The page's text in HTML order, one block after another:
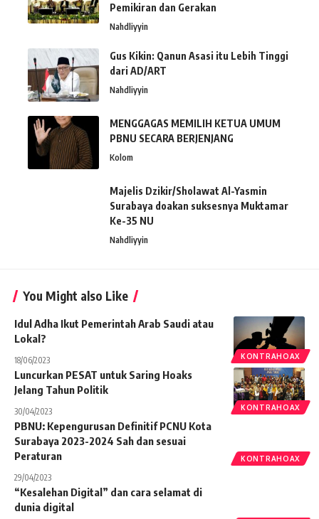
Pemikiran dan Gerakan
Nahdliyyin
Gus Kikin: Qanun Asasi itu Lebih Tinggi
dari AD/ART
Nahdliyyin
MENGGAGAS MEMILIH KETUA UMUM
PBNU SECARA BERJENJANG
Kolom
Majelis Dzikir/Sholawat Al-Yasmin
Surabaya doakan suksesnya Muktamar
Ke-35 NU
Nahdliyyin
You Might also Like
KONTRAHOAX
Idul Adha Ikut Pemerintah Arab Saudi atau
Lokal?
18/06/2023
KONTRAHOAX
Luncurkan PESAT untuk Saring Hoaks
Jelang Tahun Politik
30/04/2023
KONTRAHOAX
PBNU: Kepengurusan Definitif PCNU Kota
Surabaya 2023-2024 Sah dan sesuai
Peraturan
29/04/2023
“Kesalehan Digital” dan cara selamat di
dunia digital